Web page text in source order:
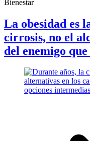
Bienestar
La obesidad es
cirrosis, no el
del enemigo